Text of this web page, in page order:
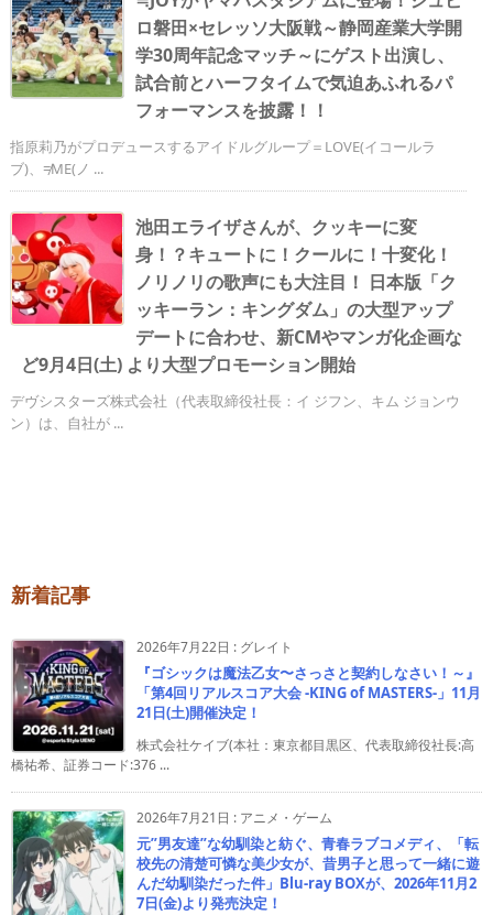
ロ磐田×セレッソ大阪戦～静岡産業大学開
学30周年記念マッチ～にゲスト出演し、
試合前とハーフタイムで気迫あふれるパ
フォーマンスを披露！！
指原莉乃がプロデュースするアイドルグループ＝LOVE(イコールラ
ブ)、≠ME(ノ ...
池田エライザさんが、クッキーに変
身！？キュートに！クールに！十変化！
ノリノリの歌声にも大注目！ 日本版「ク
ッキーラン：キングダム」の大型アップ
デートに合わせ、新CMやマンガ化企画な
ど9月4日(土) より大型プロモーション開始
デヴシスターズ株式会社（代表取締役社長：イ ジフン、キム ジョンウ
ン）は、自社が ...
新着記事
2026年7月22日 : グレイト
『ゴシックは魔法乙女〜さっさと契約しなさい！～』
「第4回リアルスコア大会 -KING of MASTERS-」11月
21日(土)開催決定！
株式会社ケイブ(本社：東京都目黒区、代表取締役社長:高
橋祐希、証券コード:376 ...
2026年7月21日 : アニメ・ゲーム
元”男友達”な幼馴染と紡ぐ、青春ラブコメディ、「転
校先の清楚可憐な美少女が、昔男子と思って一緒に遊
んだ幼馴染だった件」Blu-ray BOXが、2026年11月2
7日(金)より発売決定！